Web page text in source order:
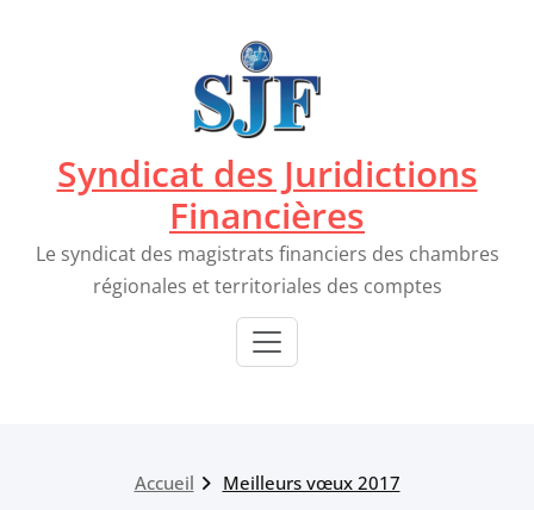
Syndicat des Juridictions
Financières
Le syndicat des magistrats financiers des chambres
régionales et territoriales des comptes
Accueil Meilleurs vœux 2017